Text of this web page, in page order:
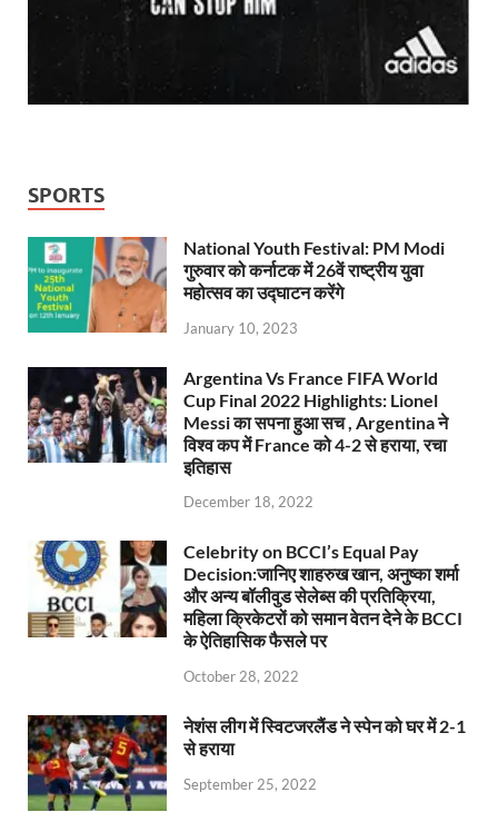
SPORTS
National Youth Festival: PM Modi
गुरुवार को कर्नाटक में 26वें राष्ट्रीय युवा
महोत्सव का उद्घाटन करेंगे
January 10, 2023
Argentina Vs France FIFA World
Cup Final 2022 Highlights: Lionel
Messi का सपना हुआ सच , Argentina ने
विश्व कप में France को 4-2 से हराया, रचा
इतिहास
December 18, 2022
Celebrity on BCCI’s Equal Pay
Decision:जानिए शाहरुख खान, अनुष्का शर्मा
और अन्य बॉलीवुड सेलेब्स की प्रतिक्रिया,
महिला क्रिकेटरों को समान वेतन देने के BCCI
के ऐतिहासिक फैसले पर
October 28, 2022
नेशंस लीग में स्विटजरलैंड ने स्पेन को घर में 2-1
से हराया
September 25, 2022